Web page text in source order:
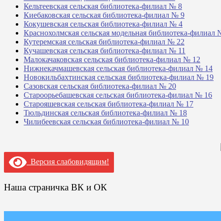
Кельтеевская сельская библиотека-филиал № 8
Киебаковская сельская библиотека-филиал № 9
Кокушевская сельская библиотека-филиал № 4
Краснохолмская сельская модельная библиотека-филиал
Кутеремская сельская библиотека-филиал № 22
Кучашевская сельская библиотека-филиал № 11
Малокачаковская сельская библиотека-филиал № 12
Нижнекачмашевская сельская библиотека-филиал № 14
Новокильбахтинская сельская библиотека-филиал № 19
Сазовская сельская библиотека-филиал № 20
Староорьебашевская сельская библиотека-филиал № 16
Старояшевская сельская библиотека-филиал № 17
Тюльдинская сельская библиотека-филиал № 18
Чилибеевская сельская библиотека-филиал № 10
Версия слабовидящим!
Наша страничка ВК и ОК